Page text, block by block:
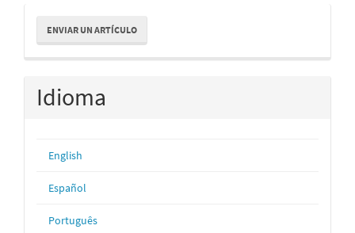
Enviar
un
artículo
ENVIAR UN ARTÍCULO
Idioma
English
Español
Português